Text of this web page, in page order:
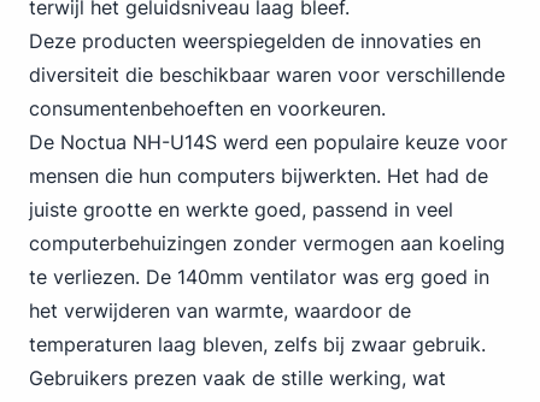
terwijl het geluidsniveau laag bleef.
Deze producten weerspiegelden de innovaties en
diversiteit die beschikbaar waren voor verschillende
consumentenbehoeften en voorkeuren.
De Noctua NH-U14S werd een populaire keuze voor
mensen die hun computers bijwerkten. Het had de
juiste grootte en werkte goed, passend in veel
computerbehuizingen zonder vermogen aan koeling
te verliezen. De 140mm ventilator was erg goed in
het verwijderen van warmte, waardoor de
temperaturen laag bleven, zelfs bij zwaar gebruik.
Gebruikers prezen vaak de stille werking, wat